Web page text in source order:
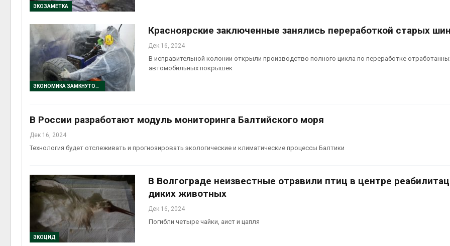
ЭКОЗАМЕТКА
ЭКОНОМИКА ЗАМКНУТОГО ЦИКЛА
Красноярские заключенные занялись переработкой старых шин
Дек 16, 2024
В исправительной колонии открыли производство полного цикла по переработке
автомобильных покрышек
В России разработают модуль мониторинга Балтийского моря
Дек 16, 2024
Технология будет отслеживать и прогнозировать экологические и климатические процессы Балтики
ЭКОЦИД
В Волгограде неизвестные отравили птиц в центре
диких животных
Дек 16, 2024
Погибли четыре чайки, аист и цапля
использовать
Авг 5, 2026
Европа теряет
вредителей и